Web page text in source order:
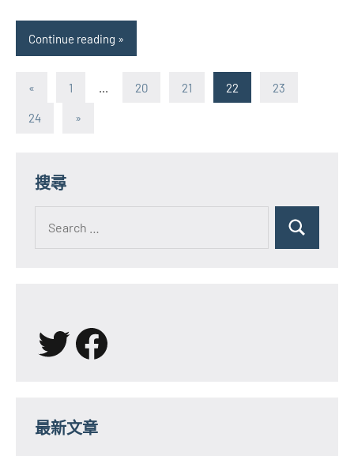
Continue reading
文
章
頁
« Previous1 ... 20 21 22 23
24
Next
»
搜尋
for:
Search
X Facebook
最新文章